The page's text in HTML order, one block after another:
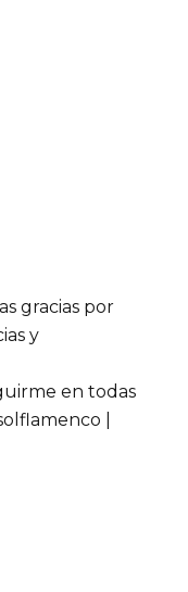
gracias por
y
en todas
|